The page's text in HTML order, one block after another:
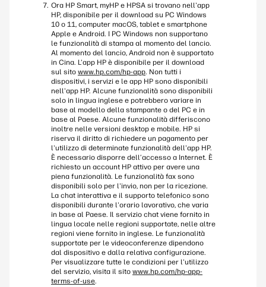
Ora HP Smart, myHP e HPSA si trovano nell'app
HP, disponibile per il download su PC Windows
10 o 11, computer macOS, tablet e smartphone
Apple e Android. I PC Windows non supportano
le funzionalità di stampa al momento del lancio.
Al momento del lancio, Android non è supportato
in Cina. L'app HP è disponibile per il download
sul sito www.hp.com/hp-app. Non tutti i
dispositivi, i servizi e le app HP sono disponibili
nell'app HP. Alcune funzionalità sono disponibili
solo in lingua inglese e potrebbero variare in
base al modello della stampante o del PC e in
base al Paese. Alcune funzionalità differiscono
inoltre nelle versioni desktop e mobile. HP si
riserva il diritto di richiedere un pagamento per
l'utilizzo di determinate funzionalità dell'app HP.
È necessario disporre dell’accesso a Internet. È
richiesto un account HP attivo per avere una
piena funzionalità. Le funzionalità fax sono
disponibili solo per l'invio, non per la ricezione.
La chat interattiva e il supporto telefonico sono
disponibili durante l'orario lavorativo, che varia
in base al Paese. Il servizio chat viene fornito in
lingua locale nelle regioni supportate, nelle altre
regioni viene fornito in inglese. Le funzionalità
supportate per le videoconferenze dipendono
dal dispositivo e dalla relativa configurazione.
Per visualizzare tutte le condizioni per l'utilizzo
del servizio, visita il sito www.hp.com/hp-app-
terms-of-use.